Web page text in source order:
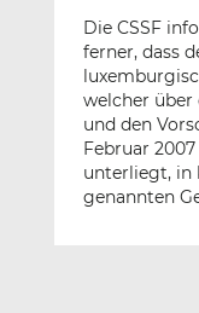
Die CSSF
ferner, dass
welcher
und den
Februar
unterliegt, in
genannten